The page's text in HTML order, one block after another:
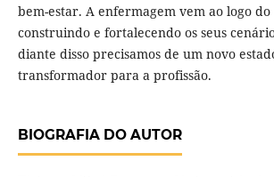
bem-estar. A enfermagem vem ao logo
construindo e fortalecendo os seus
diante disso precisamos de um novo
transformador para a profissão.
BIOGRAFIA DO AUTOR